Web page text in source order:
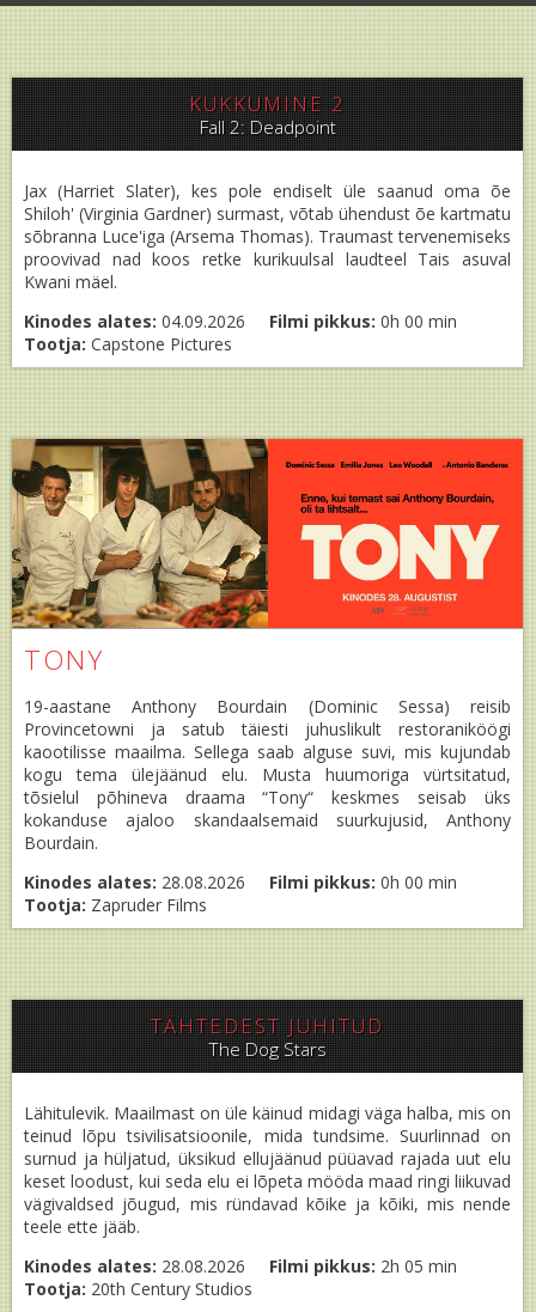
KUKKUMINE 2
Fall 2: Deadpoint
Jax (Harriet Slater), kes pole endiselt üle saanud oma õe
Shiloh' (Virginia Gardner) surmast, võtab ühendust õe kartmatu
sõbranna Luce'iga (Arsema Thomas). Traumast tervenemiseks
proovivad nad koos retke kurikuulsal laudteel Tais asuval
Kwani mäel.
Kinodes alates: 04.09.2026 Filmi pikkus: 0h 00 min
Tootja: Capstone Pictures
TONY
19-aastane Anthony Bourdain (Dominic Sessa) reisib
Provincetowni ja satub täiesti juhuslikult restoraniköögi
kaootilisse maailma. Sellega saab alguse suvi, mis kujundab
kogu tema ülejäänud elu. Musta huumoriga vürtsitatud,
tõsielul põhineva draama “Tony“ keskmes seisab üks
kokanduse ajaloo skandaalsemaid suurkujusid, Anthony
Bourdain.
Kinodes alates: 28.08.2026 Filmi pikkus: 0h 00 min
Tootja: Zapruder Films
TÄHTEDEST JUHITUD
The Dog Stars
Lähitulevik. Maailmast on üle käinud midagi väga halba, mis on
teinud lõpu tsivilisatsioonile, mida tundsime. Suurlinnad on
surnud ja hüljatud, üksikud ellujäänud püüavad rajada uut elu
keset loodust, kui seda elu ei lõpeta mööda maad ringi liikuvad
vägivaldsed jõugud, mis ründavad kõike ja kõiki, mis nende
teele ette jääb.
Kinodes alates: 28.08.2026 Filmi pikkus: 2h 05 min
Tootja: 20th Century Studios